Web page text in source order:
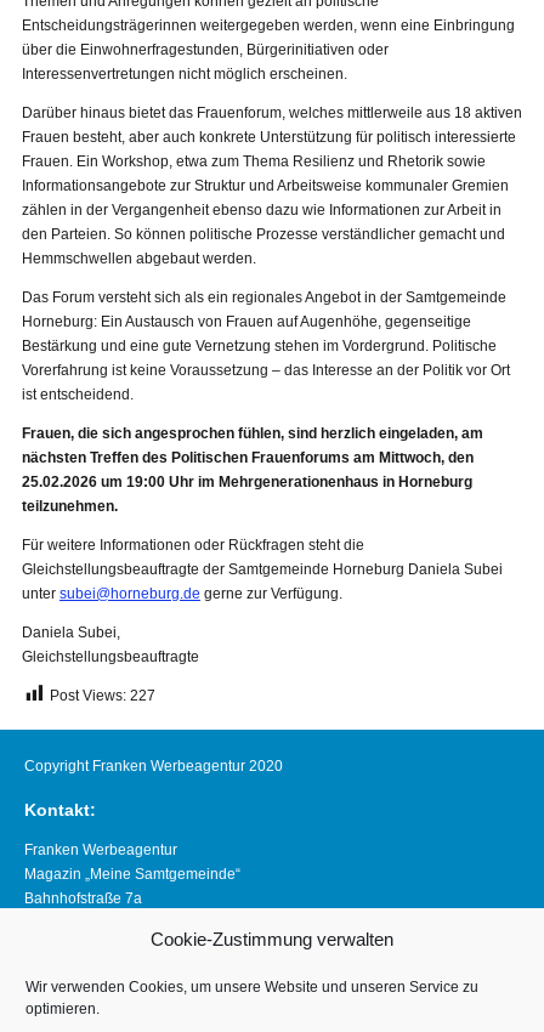
Cookie-Zustimmung verwalten
Wir verwenden Cookies, um unsere Website und unseren Service zu
optimieren.
Entscheidungsträgerinnen weitergegeben werden, wenn eine Einbringung
über die Einwohnerfragestunden, Bürgerinitiativen oder
Interessenvertretungen nicht möglich erscheinen.
Darüber hinaus bietet das Frauenforum, welches mittlerweile aus 18 aktiven
Frauen besteht, aber auch konkrete Unterstützung für politisch interessierte
Frauen. Ein Workshop, etwa zum Thema Resilienz und Rhetorik sowie
Informationsangebote zur Struktur und Arbeitsweise kommunaler Gremien
zählen in der Vergangenheit ebenso dazu wie Informationen zur Arbeit in
den Parteien. So können politische Prozesse verständlicher gemacht und
Hemmschwellen abgebaut werden.
Das Forum versteht sich als ein regionales Angebot in der Samtgemeinde
Horneburg: Ein Austausch von Frauen auf Augenhöhe, gegenseitige
Bestärkung und eine gute Vernetzung stehen im Vordergrund. Politische
Vorerfahrung ist keine Voraussetzung – das Interesse an der Politik vor Ort
ist entscheidend.
Frauen, die sich angesprochen fühlen, sind herzlich eingeladen, am
nächsten Treffen des Politischen Frauenforums am Mittwoch, den
25.02.2026 um 19:00 Uhr im Mehrgenerationenhaus in Horneburg
teilzunehmen.
Für weitere Informationen oder Rückfragen steht die
Gleichstellungsbeauftragte der Samtgemeinde Horneburg Daniela Subei
unter subei@horneburg.de gerne zur Verfügung.
Daniela Subei,
Gleichstellungsbeauftragte
Post Views: 227
Copyright Franken Werbeagentur 2020
Kontakt:
Franken Werbeagentur
Magazin „Meine Samtgemeinde“
Bahnhofstraße 7a
Telefon 04163 8390281
Links: